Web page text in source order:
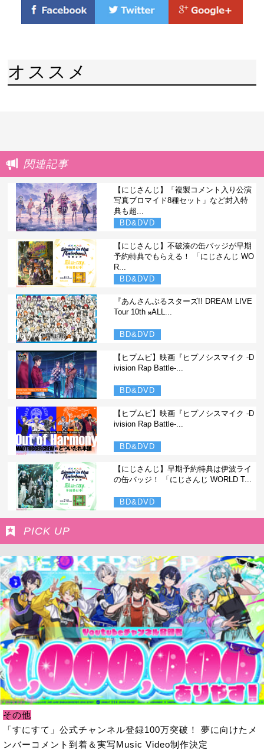
オススメ
関連記事
【にじさんじ】「複製コメント入り公演
写真ブロマイド8種セット」など封入特
典も超...
BD&DVD
【にじさんじ】不破湊の缶バッジが早期
予約特典でもらえる！ 「にじさんじ WO
R...
BD&DVD
『あんさんぶるスターズ!! DREAM LIVE
Tour 10th 𝄪ALL...
BD&DVD
【ヒプムビ】映画『ヒプノシスマイク -D
ivision Rap Battle-...
BD&DVD
【ヒプムビ】映画『ヒプノシスマイク -D
ivision Rap Battle-...
BD&DVD
【にじさんじ】早期予約特典は伊波ライ
の缶バッジ！ 「にじさんじ WORLD T...
BD&DVD
PICK UP
その他
「すにすて」公式チャンネル登録100万突破！ 夢に向けたメ
ンバーコメント到着＆実写Music Video制作決定